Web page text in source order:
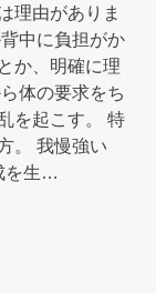
理由がありま
中に負担がか
か、明確に理
体の要求をち
を起こす。 特
。 我慢強い
を生…